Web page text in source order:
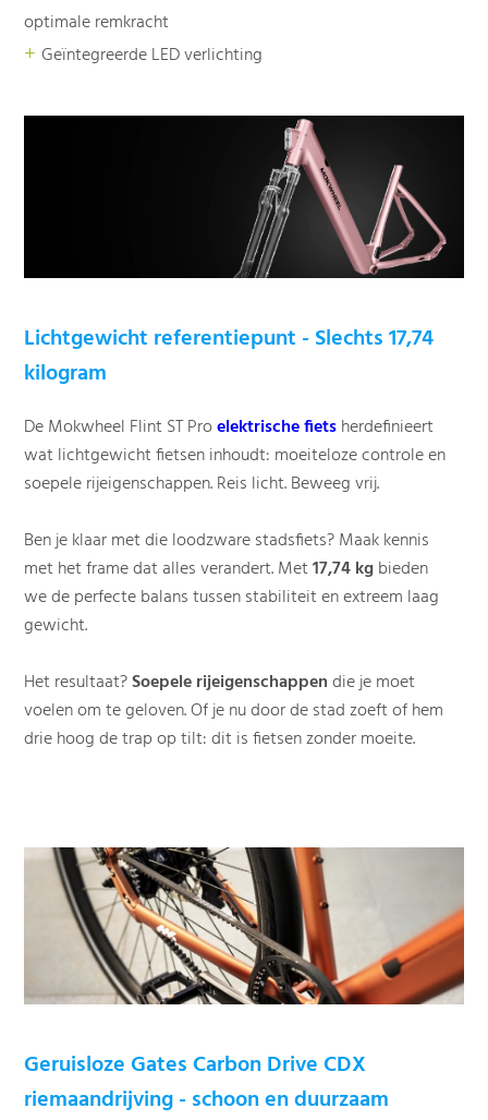
optimale remkracht
+Geïntegreerde LED verlichting
Lichtgewicht referentiepunt - Slechts 17,74
kilogram
De Mokwheel Flint ST Proelektrische fietsherdefinieert
wat lichtgewicht fietsen inhoudt: moeiteloze controle en
soepele rijeigenschappen. Reis licht. Beweeg vrij.
Ben je klaar met die loodzware stadsfiets? Maak kennis
met het frame dat alles verandert. Met17,74 kgbieden
we de perfecte balans tussen stabiliteit en extreem laag
gewicht.
Het resultaat?Soepele rijeigenschappendie je moet
voelen om te geloven. Of je nu door de stad zoeft of hem
drie hoog de trap op tilt: dit is fietsen zonder moeite.
Geruisloze Gates Carbon Drive CDX
riemaandrijving - schoon en duurzaam